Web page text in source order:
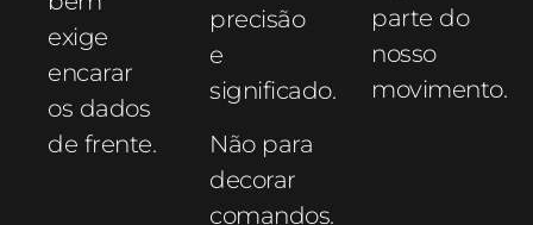
exige
encarar
os dados
de frente.
precisão
e
significado.
Não para
decorar
comandos.
parte do
nosso
movimento.